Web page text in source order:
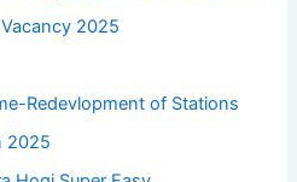
2025
Redevlopment of Stations
2025